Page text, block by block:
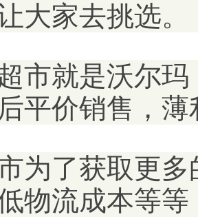
大家去挑选。
市就是沃尔
平价销售，
为了获取更
物流成本等